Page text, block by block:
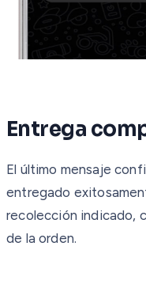
Entrega
El último mensaje
entregado
recolección indicado,
de la orden.